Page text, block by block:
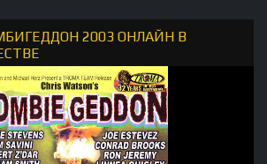
2003 ОНЛАЙН В